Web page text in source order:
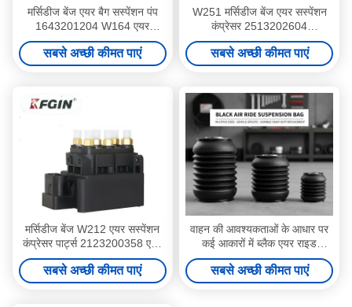
मर्सिडीज बेंज एयर बैग सस्पेंशन पंप
1643201204 W164 एयर
सस्पेंशन कंप्रेसर
सबसे अच्छी कीमत पाएं
W251 मर्सिडीज बेंज एयर सस्पेंशन
कंप्रेसर 2513202604
2513202604
सबसे अच्छी कीमत पाएं
मर्सिडीज बेंज W212 एयर सस्पेंशन
कंप्रेसर पार्ट्स 2123200358 एयर
बैग कंट्रोल वाल्व
सबसे अच्छी कीमत पाएं
वाहन की आवश्यकताओं के आधार पर
कई आकारों में ब्लैक एयर राइड
सस्पेंशन बैग टिकाऊ भारी शुल्क
प्रतिस्थापन भाग
सबसे अच्छी कीमत पाएं